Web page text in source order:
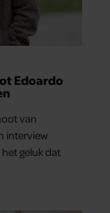
Edoardo
van
interview
geluk dat